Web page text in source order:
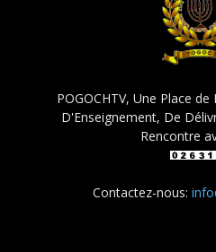
POGOCHTV, Une Place
D'Enseignement, De
Rencontre
Contactez-nous: